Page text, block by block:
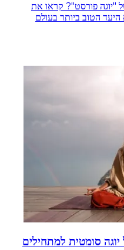
"יוגה פורסט"? קראו את
היעד הטוב ביותר בעולם